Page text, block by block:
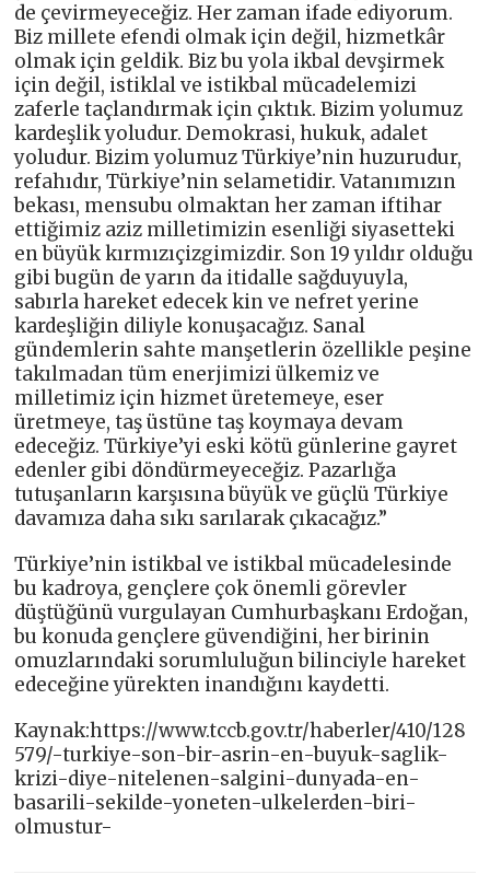
de çevirmeyeceğiz. Her zaman ifade ediyorum.
Biz millete efendi olmak için değil, hizmetkâr
olmak için geldik. Biz bu yola ikbal devşirmek
için değil, istiklal ve istikbal mücadelemizi
zaferle taçlandırmak için çıktık. Bizim yolumuz
kardeşlik yoludur. Demokrasi, hukuk, adalet
yoludur. Bizim yolumuz Türkiye’nin huzurudur,
refahıdır, Türkiye’nin selametidir. Vatanımızın
bekası, mensubu olmaktan her zaman iftihar
ettiğimiz aziz milletimizin esenliği siyasetteki
en büyük kırmızıçizgimizdir. Son 19 yıldır olduğu
gibi bugün de yarın da itidalle sağduyuyla,
sabırla hareket edecek kin ve nefret yerine
kardeşliğin diliyle konuşacağız. Sanal
gündemlerin sahte manşetlerin özellikle peşine
takılmadan tüm enerjimizi ülkemiz ve
milletimiz için hizmet üretemeye, eser
üretmeye, taş üstüne taş koymaya devam
edeceğiz. Türkiye’yi eski kötü günlerine gayret
edenler gibi döndürmeyeceğiz. Pazarlığa
tutuşanların karşısına büyük ve güçlü Türkiye
davamıza daha sıkı sarılarak çıkacağız.”
Türkiye’nin istikbal ve istikbal mücadelesinde
bu kadroya, gençlere çok önemli görevler
düştüğünü vurgulayan Cumhurbaşkanı Erdoğan,
bu konuda gençlere güvendiğini, her birinin
omuzlarındaki sorumluluğun bilinciyle hareket
edeceğine yürekten inandığını kaydetti.
Kaynak:https://www.tccb.gov.tr/haberler/410/128
579/-turkiye-son-bir-asrin-en-buyuk-saglik-
krizi-diye-nitelenen-salgini-dunyada-en-
basarili-sekilde-yoneten-ulkelerden-biri-
olmustur-